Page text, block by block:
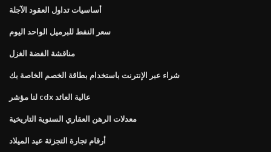
أساسيات تداول العقود الآجلة
سعر النفط للبرميل الواحد اليوم
مناقشة الفضة الغزل
شراء عبر الإنترنت باستخدام بطاقة الخصم الخاصة بك
لنا مؤشر cdx عالية العائد
معدلات الرهن العقاري السنوية التاريخية
أرقام تجارة التجزئة عيد الميلاد